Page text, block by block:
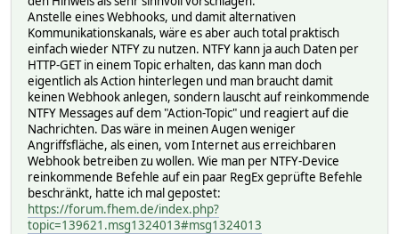
Anstelle eines Webhooks, und damit alternativen
Kommunikationskanals, wäre es aber auch total praktisch
einfach wieder NTFY zu nutzen. NTFY kann ja auch Daten per
HTTP-GET in einem Topic erhalten, das kann man doch
eigentlich als Action hinterlegen und man braucht damit
keinen Webhook anlegen, sondern lauscht auf reinkommende
NTFY Messages auf dem "Action-Topic" und reagiert auf die
Nachrichten. Das wäre in meinen Augen weniger
Angriffsfläche, als einen, vom Internet aus erreichbaren
Webhook betreiben zu wollen. Wie man per NTFY-Device
reinkommende Befehle auf ein paar RegEx geprüfte Befehle
beschränkt, hatte ich mal gepostet:
https://forum.fhem.de/index.php?
topic=139621.msg1324013#msg1324013